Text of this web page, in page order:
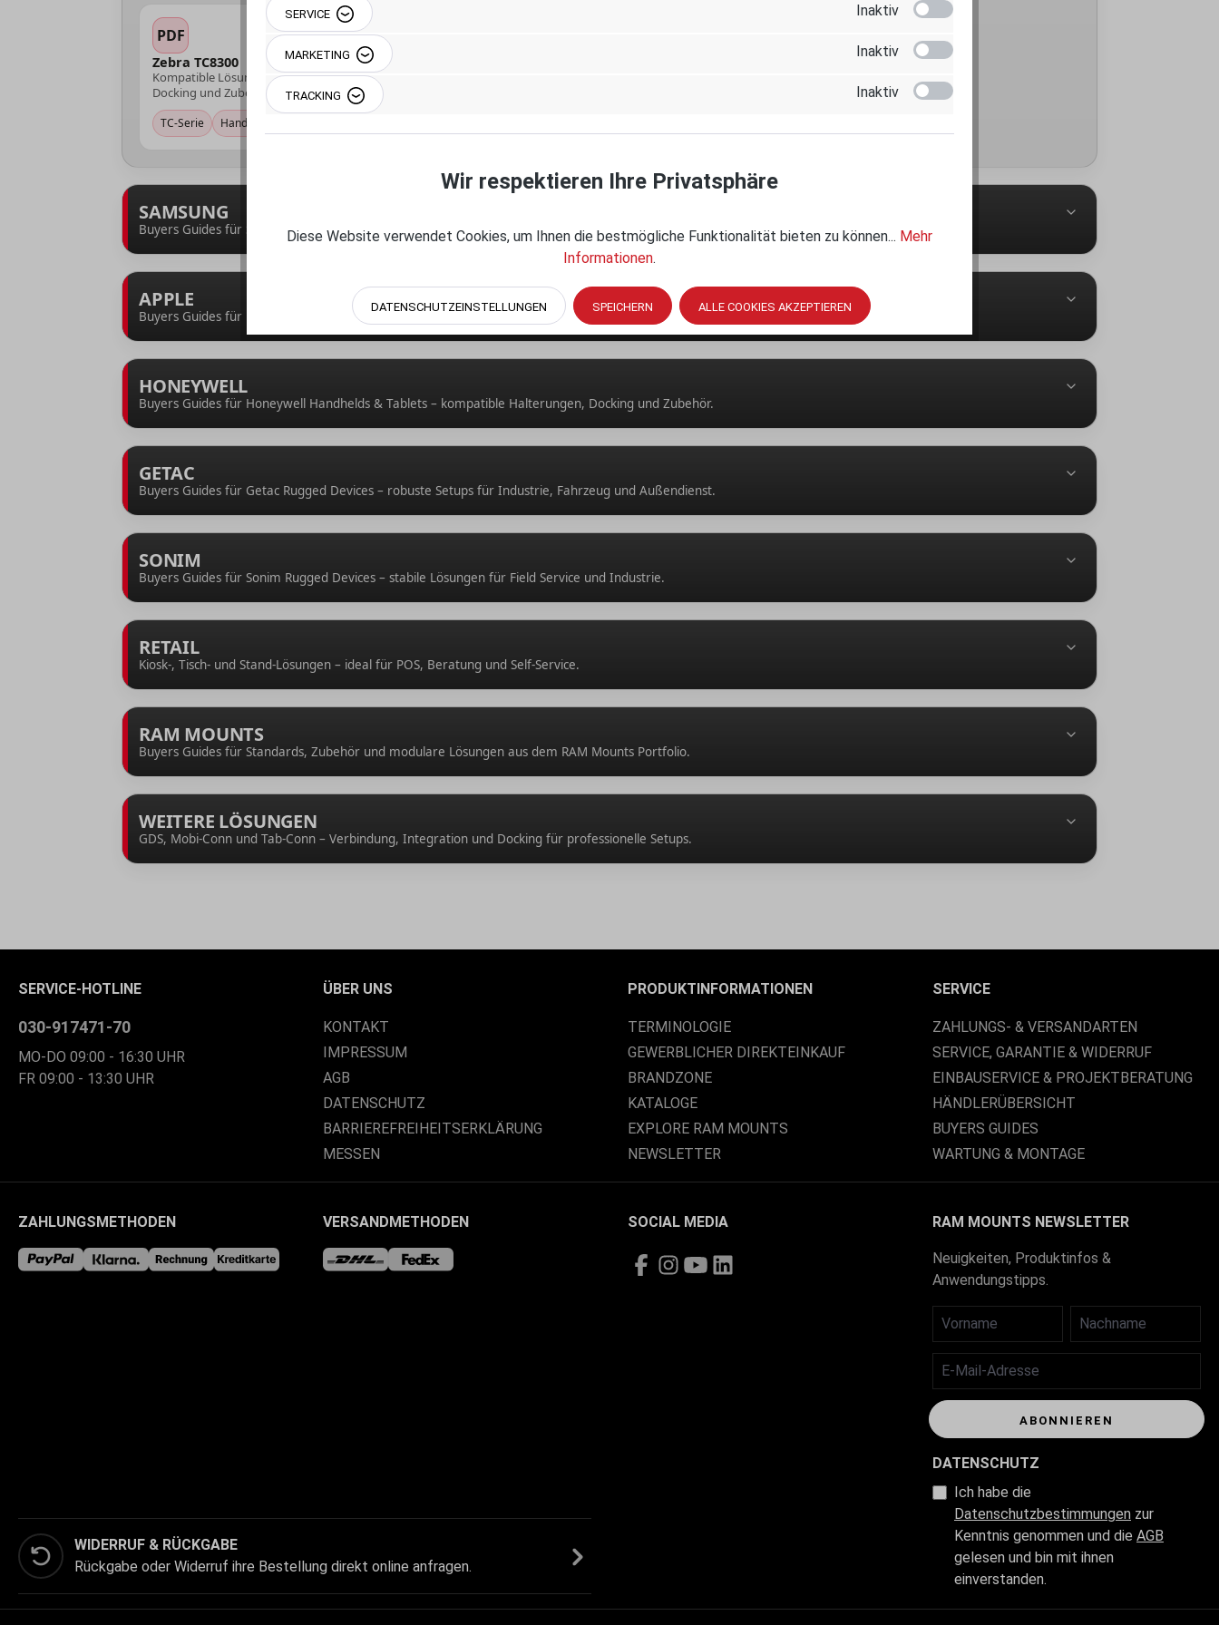
PDF
Zebra TC8300
Kompatible Lösungen für TC8300 – Halterungen,
Docking und Zubehör für den Einsatz.
TC-Serie Handheld
SAMSUNG
Buyers Guides für Samsung Galaxy Tab & XCover – IntelliSkin, GDS und Thin-Case Lösungen.
APPLE
Buyers Guides für iPad & iPhone – IntelliSkin, GDS und Thin-Case Setups.
HONEYWELL
Buyers Guides für Honeywell Handhelds & Tablets – kompatible Halterungen, Docking und Zubehör.
GETAC
Buyers Guides für Getac Rugged Devices – robuste Setups für Industrie, Fahrzeug und Außendienst.
SONIM
Buyers Guides für Sonim Rugged Devices – stabile Lösungen für Field Service und Industrie.
RETAIL
Kiosk-, Tisch- und Stand-Lösungen – ideal für POS, Beratung und Self-Service.
RAM MOUNTS
Buyers Guides für Standards, Zubehör und modulare Lösungen aus dem RAM Mounts Portfolio.
WEITERE LÖSUNGEN
GDS, Mobi-Conn und Tab-Conn – Verbindung, Integration und Docking für professionelle Setups.
SERVICE-HOTLINE
030-917471-70
MO-DO 09:00 - 16:30 UHR
FR 09:00 - 13:30 UHR
ÜBER UNS
KONTAKT
IMPRESSUM
AGB
DATENSCHUTZ
BARRIEREFREIHEITSERKLÄRUNG
MESSEN
PRODUKTINFORMATIONEN
TERMINOLOGIE
GEWERBLICHER DIREKTEINKAUF
BRANDZONE
KATALOGE
EXPLORE RAM MOUNTS
NEWSLETTER
SERVICE
ZAHLUNGS- & VERSANDARTEN
SERVICE, GARANTIE & WIDERRUF
EINBAUSERVICE & PROJEKTBERATUNG
HÄNDLERÜBERSICHT
BUYERS GUIDES
WARTUNG & MONTAGE
ZAHLUNGSMETHODEN VERSANDMETHODEN SOCIAL MEDIA
WIDERRUF & RÜCKGABE
Rückgabe oder Widerruf ihre Bestellung direkt online anfragen.
RAM MOUNTS NEWSLETTER
Neuigkeiten, Produktinfos &
Anwendungstipps.
VORNAME NACHNAME
E-MAIL-ADRESSE
ABONNIEREN
DATENSCHUTZ
Ich habe die
Datenschutzbestimmungen zur
Kenntnis genommen und die AGB
gelesen und bin mit ihnen
einverstanden.
SERVICE Inaktiv
MARKETING Inaktiv
TRACKING Inaktiv
Wir respektieren Ihre Privatsphäre
Diese Website verwendet Cookies, um Ihnen die bestmögliche Funktionalität bieten zu können... Mehr
Informationen.
DATENSCHUTZEINSTELLUNGEN SPEICHERN ALLE COOKIES AKZEPTIEREN